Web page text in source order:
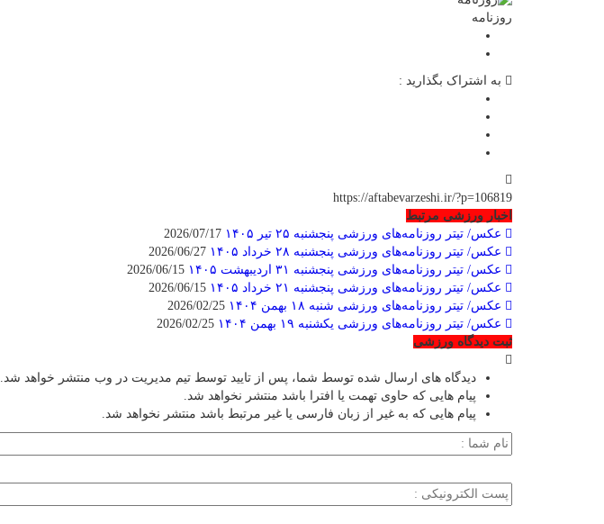
روزنامه
به اشتراک بگذارید :
https://aftabevarzeshi.ir/?p=106819
اخبار ورزشی مرتبط
عکس/ تیتر روزنامه‌های ورزشی پنجشنبه ۲۵ تیر ۱۴۰۵
عکس/ تیتر روزنامه‌های ورزشی پنجشنبه ۲۸ خرداد ۱۴۰۵
عکس/ تیتر روزنامه‌های ورزشی پنجشنبه ۳۱ اردیبهشت ۱۴۰۵
عکس/ تیتر روزنامه‌های ورزشی پنجشنبه ۲۱ خرداد ۱۴۰۵
عکس/ تیتر روزنامه‌های ورزشی شنبه ۱۸ بهمن ۱۴۰۴
عکس/ تیتر روزنامه‌های ورزشی یکشنبه ۱۹ بهمن ۱۴۰۴
ثبت دیدگاه ورزشی
دیدگاه های ارسال شده توسط شما، پس از تایید توسط تیم مدیریت در وب منتشر خواهد شد.
پیام هایی که حاوی تهمت یا افترا باشد منتشر نخواهد شد.
پیام هایی که به غیر از زبان فارسی یا غیر مرتبط باشد منتشر نخواهد شد.